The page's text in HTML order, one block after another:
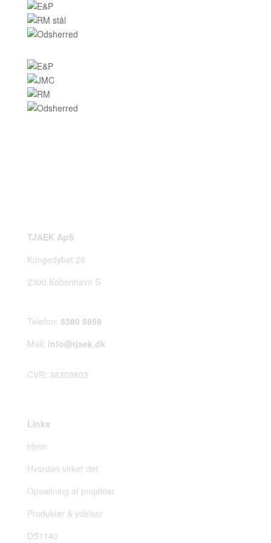
TJAEK ApS
Kongedybet 26
2300 København S
Telefon: 5380 5959
Mail: info@tjaek.dk
CVR: 38309803
Links
Hjem
Hvordan virker det
Opsætning af projekter
Produkter & ydelser
DS1140